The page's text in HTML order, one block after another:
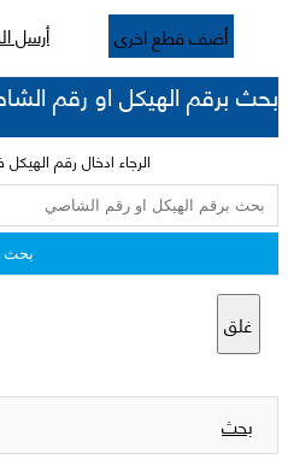
أضف قطع اخرى أرسل
بحث برقم الهيكل او رقم
الرجاء ادخال رقم
بحث
غلق
بحث